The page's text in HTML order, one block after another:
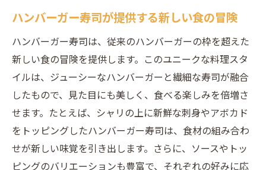
ハンバーガー寿司が提供する新しい食の冒険
ハンバーガー寿司は、従来のハンバーガーの枠を超えた
新しい食の冒険を提供します。このユニークな料理スタ
イルは、ジューシーなハンバーガーと繊細な寿司が融合
したもので、見た目にも美しく、食べる楽しみを倍増さ
せます。たとえば、シャリの上に新鮮な刺身やアボカド
をトッピングしたハンバーガー寿司は、食材の組み合わ
せが新しい味覚を引き出します。さらに、ソースやトッ
ピングのバリエーションも豊富で、それぞれの好みに応